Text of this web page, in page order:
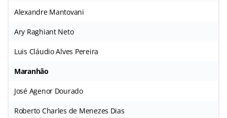
Alexandre Mantovani
Ary Raghiant Neto
Luis Cláudio Alves Pereira
Maranhão
José Agenor Dourado
Roberto Charles de Menezes Dias